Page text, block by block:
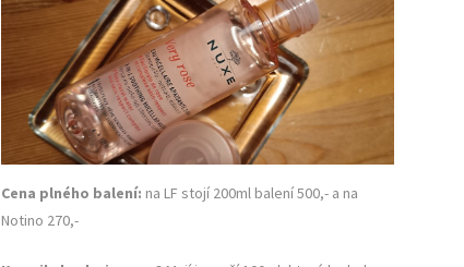
Cena plného balení: na LF stojí 200ml balení 500,- a na
Notino 270,-